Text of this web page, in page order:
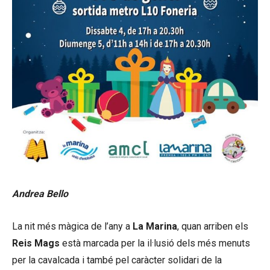
Andrea Bello
La nit més màgica de l’any a La Marina, quan arriben els
Reis Mags està marcada per la il·lusió dels més menuts
per la cavalcada i també pel caràcter solidari de la